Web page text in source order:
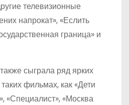
телевизионные
напрокат», «Еслить
граница» и
сыграла ряд ярких
фильмах, как «Дети
«Специалист», «Москва